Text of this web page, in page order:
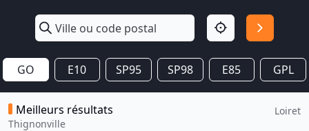
GO E10 SP95 SP98 E85 GPL
Meilleurs résultats
Thignonville
Loiret